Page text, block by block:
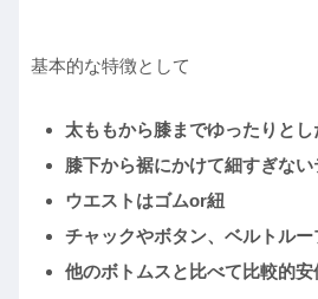
基本的な特徴として
太ももから膝までゆったりとし
膝下から裾にかけて細すぎない
ウエストはゴムor紐
チャックやボタン、ベルトルー
他のボトムスと比べて比較的安